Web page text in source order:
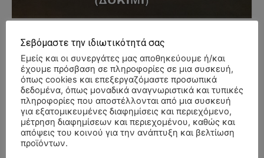
Σεβόμαστε την ιδιωτικότητά σας
Εμείς και οι συνεργάτες μας αποθηκεύουμε ή/και
έχουμε πρόσβαση σε πληροφορίες σε μια συσκευή,
όπως cookies και επεξεργαζόμαστε προσωπικά
δεδομένα, όπως μοναδικά αναγνωριστικά και τυπικές
πληροφορίες που αποστέλλονται από μια συσκευή
για εξατομικευμένες διαφημίσεις και περιεχόμενο,
μέτρηση διαφημίσεων και περιεχομένου, καθώς και
απόψεις του κοινού για την ανάπτυξη και βελτίωση
προϊόντων.